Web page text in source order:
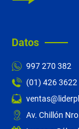
Datos
997 270 382
(01) 426 3622
Av. Chillón